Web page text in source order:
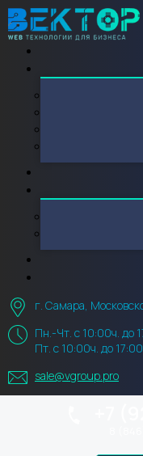
г. Самара,
Пн.-Чт. с 10:00ч. до
Пт. с 10:00ч. до
sale@vgroup.pro